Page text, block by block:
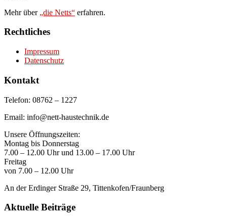
Mehr über „die Netts“ erfahren.
Rechtliches
Impressum
Datenschutz
Kontakt
Telefon: 08762 – 1227
Email: info@nett-haustechnik.de
Unsere Öffnungszeiten:
Montag bis Donnerstag
7.00 – 12.00 Uhr und 13.00 – 17.00 Uhr
Freitag
von 7.00 – 12.00 Uhr
An der Erdinger Straße 29, Tittenkofen/Fraunberg
Aktuelle Beiträge